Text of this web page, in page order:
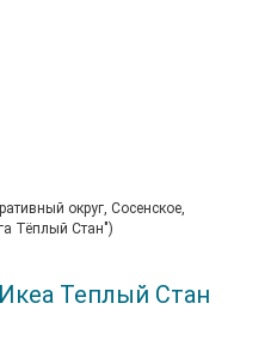
дома. Мы хотим
тех людей, на которые
чтобы изменить к лучшему
Основной финансовый
заключается в развитии за
словами, мы сначала
Это позволяет нам делать
развития. Мы хотим
большую часть
решений. Кроме
округ, Сосенское,
Тёплый Стан")
Теплый Стан